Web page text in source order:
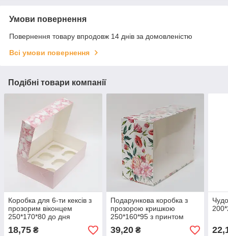
Умови повернення
Повернення товару впродовж 14 днів за домовленістю
Всі умови повернення
Подібні товари компанії
Коробка для 6-ти кексів з
прозорим віконцем
250*170*80 до дня
закоханих
18,75 ₴
Подарункова коробка з
прозорою кришкою
250*160*95 з принтом
39,20₴